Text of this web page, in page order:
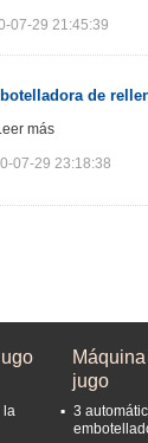
07-29 21:45:39
de
más
07-29 23:18:38
la
jugo
3